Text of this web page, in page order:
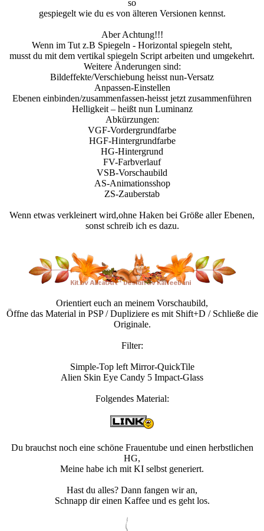
so
gespiegelt wie du es von älteren Versionen kennst.
Aber Achtung!!!
Wenn im Tut z.B Spiegeln - Horizontal spiegeln steht,
musst du mit dem vertikal spiegeln Script arbeiten und umgekehrt.
Weitere Änderungen sind:
Bildeffekte/Verschiebung heisst nun-Versatz
Anpassen-Einstellen
Ebenen einbinden/zusammenfassen-heisst jetzt zusammenführen
Helligkeit – heißt nun Luminanz
Abkürzungen:
VGF-Vordergrundfarbe
HGF-Hintergrundfarbe
HG-Hintergrund
FV-Farbverlauf
VSB-Vorschaubild
AS-Animationsshop
ZS-Zauberstab
Wenn etwas verkleinert wird,ohne Haken bei Größe aller Ebenen,
sonst schreib ich es dazu.
Orientiert euch an meinem Vorschaubild,
Öffne das Material in PSP / Dupliziere es mit Shift+D / Schließe die
Originale.
Filter:
Simple-Top left Mirror-QuickTile
Alien Skin Eye Candy 5 Impact-Glass
Folgendes Material:
Du brauchst noch eine schöne Frauentube und einen herbstlichen
HG,
Meine habe ich mit KI selbst generiert.
Hast du alles? Dann fangen wir an,
Schnapp dir einen Kaffee und es geht los.